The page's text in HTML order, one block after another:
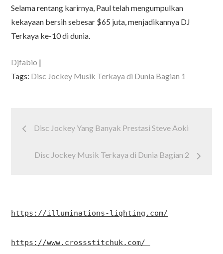
Selama rentang karirnya, Paul telah mengumpulkan
kekayaan bersih sebesar $65 juta, menjadikannya DJ
Terkaya ke-10 di dunia.
Djfabio
Tags: Disc Jockey Musik Terkaya di Dunia Bagian 1
Post
navigation
Disc Jockey Yang Banyak Prestasi Steve Aoki
Disc Jockey Musik Terkaya di Dunia Bagian 2
https://illuminations-lighting.com/
https://www.crossstitchuk.com/